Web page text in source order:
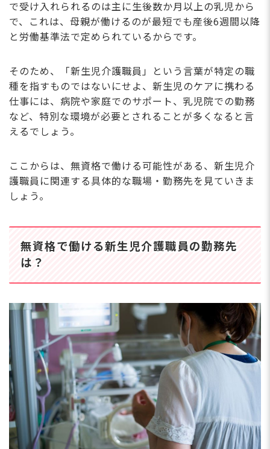
で受け入れられるのは主に生後数か月以上の乳児から
で、これは、母親が働けるのが最短でも産後6週間以降
と労働基準法で定められているからです。
そのため、「新生児介護職員」という言葉が特定の職
種を指すものではないにせよ、新生児のケアに携わる
仕事には、病院や家庭でのサポート、乳児院での勤務
など、特別な環境が必要とされることが多くなると言
えるでしょう。
ここからは、無資格で働ける可能性がある、新生児介
護職員に関連する具体的な職場・勤務先を見ていきま
しょう。
無資格で働ける新生児介護職員の勤務先
は？